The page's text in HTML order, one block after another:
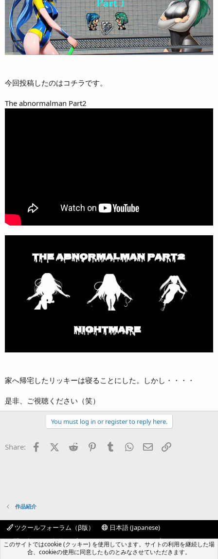
今回投稿したのはコチラです。
The abnormalman Part2
家へ帰宅したリッキーは寝ることにした。しかし・・・・
是非、ご視聴ください（笑）
You must log in or register to reply here.
Share: FacebookX (Twitter)
Reddit PinterestTumblr WhatsApp
Eメール
作品紹介
ツクールフォーラム（β版）
日本語 (Japanese)
お問い合わせ
規約 プライバシーポリシー
ヘルプ
フォーラムトップ
R
S
このサイトではcookie (クッキー) を使用しています。サイトの利用を継続した場
合、cookieの使用に同意したものとみなさせていただきます。